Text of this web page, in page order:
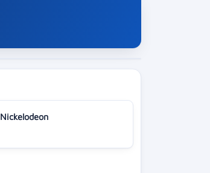
Nickelodeon